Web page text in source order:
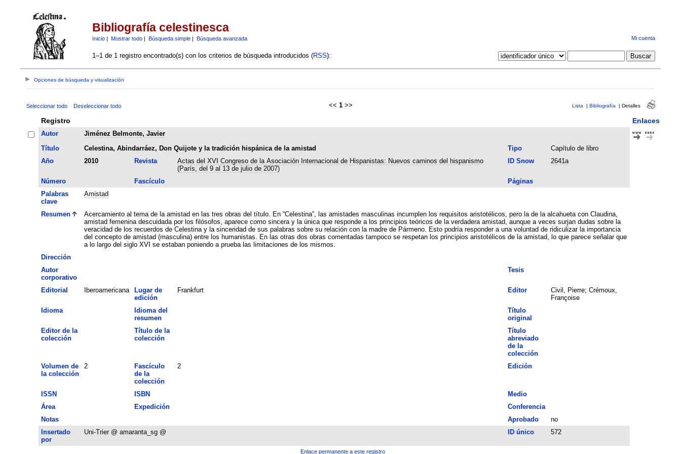
Bibliografía celestinesca
Inicio| Mostrar todo| Búsqueda simple| Búsqueda avanzada Mi cuenta
1–1 de 1 registro encontrado(s) con los criterios de búsqueda introducidos (RSS):
Opciones de búsqueda y visualización
Seleccionar todo Deseleccionar todo << 1 >> Lista | Bibliografía | Detalles
Registro Enlaces
Autor
Jiménez Belmonte, Javier
Título
Celestina, Abindarráez, Don Quijote y la tradición hispánica de la amistad Tipo
Capítulo de libro
Año
2010 Revista
Actas del XVI Congreso de la Asociación Internacional de Hispanistas: Nuevos caminos del hispanismo
(París, del 9 al 13 de julio de 2007)
ID Snow 2641a
Número Fascículo
Páginas
Palabras
clave
Amistad
Resumen
Acercamiento al tema de la amistad en las tres obras del título. En “Celestina”, las amistades masculinas incumplen los requisitos aristotélicos, pero la de la alcahueta con Claudina,
amistad femenina descuidada por los filósofos, aparece como sincera y la única que responde a los principios teóricos de la verdadera amistad, aunque a veces surjan dudas sobre la
veracidad de los recuerdos de Celestina y la sinceridad de sus palabras sobre su relación con la madre de Pármeno. Esto podría responder a una voluntad de ridiculizar la importancia
del concepto de amistad (masculina) entre los humanistas. En las otras dos obras comentadas tampoco se respetan los principios aristotélicos de la amistad, lo que parece señalar que
a lo largo del siglo XVI se estaban poniendo a prueba las limitaciones de los mismos.
Dirección
Autor
corporativo
Tesis
Editorial Iberoamericana
Lugar de
edición
Frankfurt Editor
Civil, Pierre; Crémoux,
Françoise
Idioma
Idioma del
resumen
Título
original
Editor de la
colección
Título de la
colección
Título
abreviado
de la
colección
Volumen de
la colección
2
Fascículo
de la
colección
2 Edición
ISSN ISBN
Medio
Área
Expedición
Conferencia
Notas
Aprobado
no
Insertado
por
Uni-Trier @ amaranta_sg @ ID único 572
Enlace permanente a este registro